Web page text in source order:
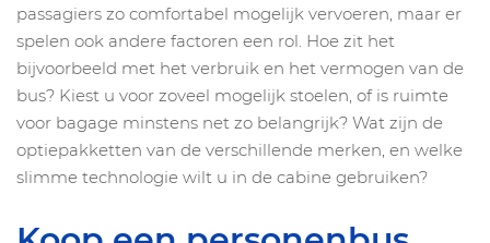
passagiers zo comfortabel mogelijk vervoeren, maar er
spelen ook andere factoren een rol. Hoe zit het
bijvoorbeeld met het verbruik en het vermogen van de
bus? Kiest u voor zoveel mogelijk stoelen, of is ruimte
voor bagage minstens net zo belangrijk? Wat zijn de
optiepakketten van de verschillende merken, en welke
slimme technologie wilt u in de cabine gebruiken?